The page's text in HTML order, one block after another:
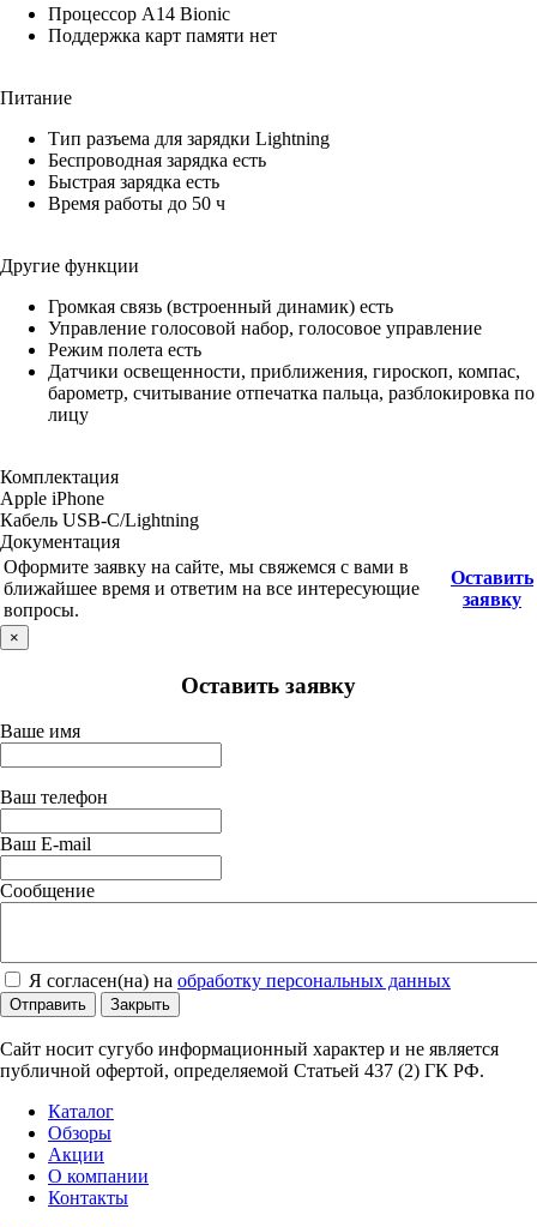
Процессор A14 Bionic
Поддержка карт памяти нет
Питание
Тип разъема для зарядки Lightning
Беспроводная зарядка есть
Быстрая зарядка есть
Время работы до 50 ч
Другие функции
Громкая связь (встроенный динамик) есть
Управление голосовой набор, голосовое управление
Режим полета есть
Датчики освещенности, приближения, гироскоп, компас,
барометр, считывание отпечатка пальца, разблокировка по
лицу
Комплектация
Apple iPhone
Кабель USB-C/Lightning
Документация
Оформите заявку на сайте, мы свяжемся с вами в
ближайшее время и ответим на все интересующие
вопросы.
Оставить
заявку
×
Оставить заявку
Ваше имя
Ваш телефон
Ваш E-mail
Сообщение
Я согласен(на) на обработку персональных данных
Отправить Закрыть
Сайт носит сугубо информационный характер и не является
публичной офертой, определяемой Статьей 437 (2) ГК РФ.
Каталог
Обзоры
Акции
О компании
Контакты